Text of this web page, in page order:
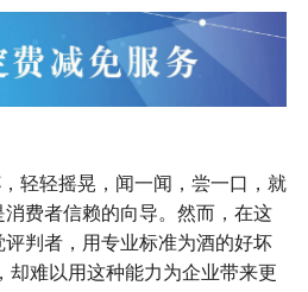
轻轻摇晃，闻一闻，尝一口，就
费者信赖的向导。然而，在这
判者，用专业标准为酒的好坏
却难以用这种能力为企业带来更